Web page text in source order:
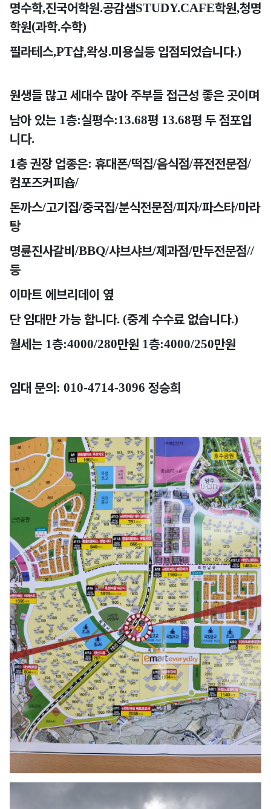
명수학,진국어학원.공감샘STUDY.CAFE학원,청명
학원(과학.수학)
필라테스,PT샵,왁싱.미용실등 입점되었습니다.)
원생들 많고 세대수 많아 주부들 접근성 좋은 곳이며
남아 있는 1층:실평수:13.68평 13.68평 두 점포입
니다.
1층 권장 업종은: 휴대폰/떡집/음식점/퓨전전문점/
컴포즈커피숍/
돈까스/고기집/중국집/분식전문점/피자/파스타/마라
탕
명륜진사갈비 /BBQ/샤브샤브/제과점/만두전문점//
등
이마트 에브리데이 옆
단 임대만 가능 합니다. (중계 수수료 없습니다.)
월세는 1층:4000/280만원 1층:4000/250만원
임대 문의 : 010-4714-3096 정승희